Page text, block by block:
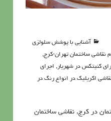
آشنايي با پوشش سلولزي
نقاشی ساختمان تهران-کرج,
کنیتکس در شهریار, اجرای
اکریلیک در انواع رنگ در
در کرج, نقاشی ساختمان